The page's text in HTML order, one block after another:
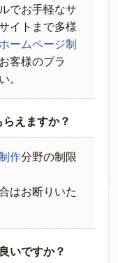
でお手軽なサ
イトまで多様
ホームページ制
客様のプラ
。
えますか？
作分野の制限
はお断りいた
いですか？